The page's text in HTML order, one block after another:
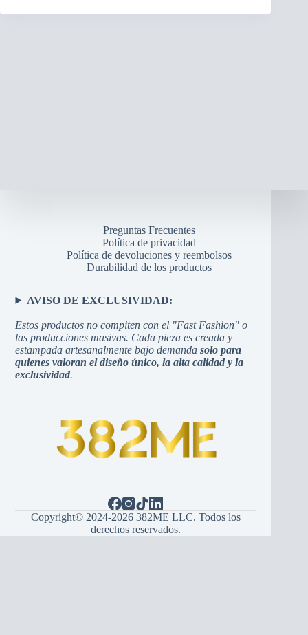
Preguntas Frecuentes
Política de privacidad
Política de devoluciones y reembolsos
Durabilidad de los productos
AVISO DE EXCLUSIVIDAD:
Estos productos no compiten con el "Fast Fashion" o
las producciones masivas. Cada pieza es creada y
estampada artesanalmente bajo demandasolo para
quienes valoran el diseño único, la alta calidad y la
exclusividad.
Copyright© 2024-2026 382ME LLC. Todos los
derechos reservados.